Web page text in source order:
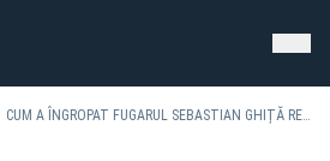
CUM A ÎNGROPAT FUGARUL SEBASTIAN GHIȚĂ REALITATEA TV. OMUL STATULUI PARALEL, LEGAT OMBILICAL DE PONTA, PREJUDICII URIAȘE ADUSE TELEVIZIUNII. ISTORIA UNOR AFACERI MURDARE – TUNURI DATE BANULUI PUBLIC ȘI CELUI PRIVAT